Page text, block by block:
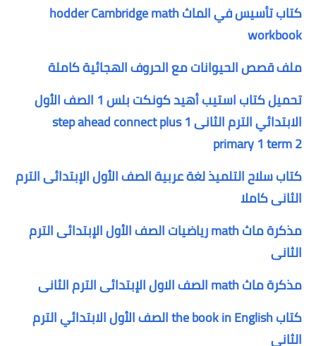
كتاب تأسيس في الماث hodder Cambridge math
workbook
ملف قصص الحيوانات مع الحروف الهجائية كاملة
تحميل كتاب استيب أهيد كونكت بلس 1 الصف الأول
الابتدائي الترم الثانى step ahead connect plus 1
primary 1 term 2
كتاب سلاح التلميذ لغة عربية الصف الأول الإبتدائى الترم
الثانى كاملا
مذكرة ماث math رياضيات الصف الأول الإبتدائى الترم
الثانى
مذكرة ماث math الصف الاول الإبتدائى الترم الثانى
كتاب the book in English الصف الأول الابتدائي الترم
الثانى